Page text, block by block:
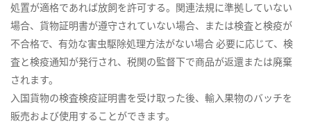
処置が適格であれば放飼を許可する。関連法規に準拠していない
場合、貨物証明書が遵守されていない場合、または検査と検疫が
不合格で、有効な害虫駆除処理方法がない場合 必要に応じて、検
査と検疫通知が発行され、税関の監督下で商品が返還または廃棄
されます。
入国貨物の検査検疫証明書を受け取った後、輸入果物のバッチを
販売および使用することができます。